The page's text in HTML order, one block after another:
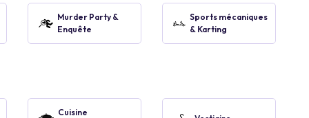
Murder Party &
Enquête
Sports mécaniques
& Karting
Cuisine